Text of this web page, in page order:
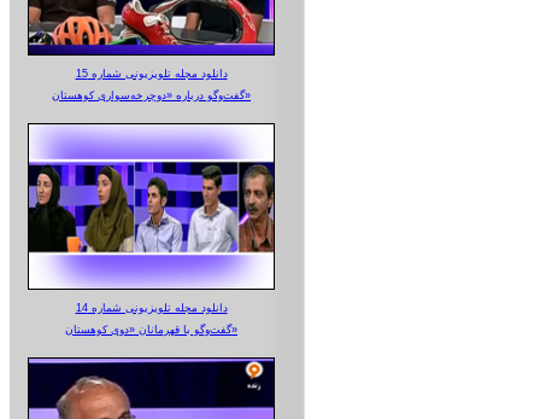
دانلود مجله تلویزیونی شماره 15
گفت‌وگو درباره «دوچرخه‌سواری کوهستان»
دانلود مجله تلویزیونی شماره 14
گفت‌وگو با قهرمانان «دوی کوهستان»